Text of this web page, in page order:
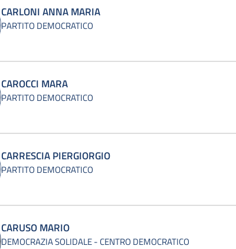
CARLONI ANNA MARIA
PARTITO DEMOCRATICO
CAROCCI MARA
PARTITO DEMOCRATICO
CARRESCIA PIERGIORGIO
PARTITO DEMOCRATICO
CARUSO MARIO
DEMOCRAZIA SOLIDALE - CENTRO DEMOCRATICO